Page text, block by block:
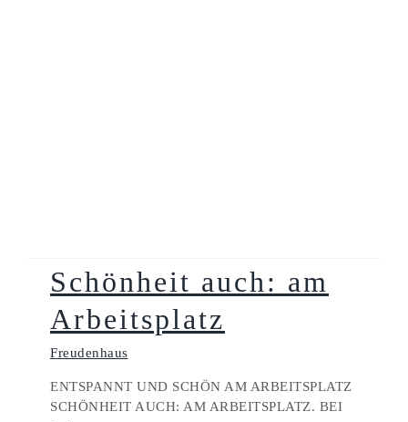
Schönheit auch: am
Arbeitsplatz
Freudenhaus
ENTSPANNT UND SCHÖN AM ARBEITSPLATZ
SCHÖNHEIT AUCH: AM ARBEITSPLATZ. BEI